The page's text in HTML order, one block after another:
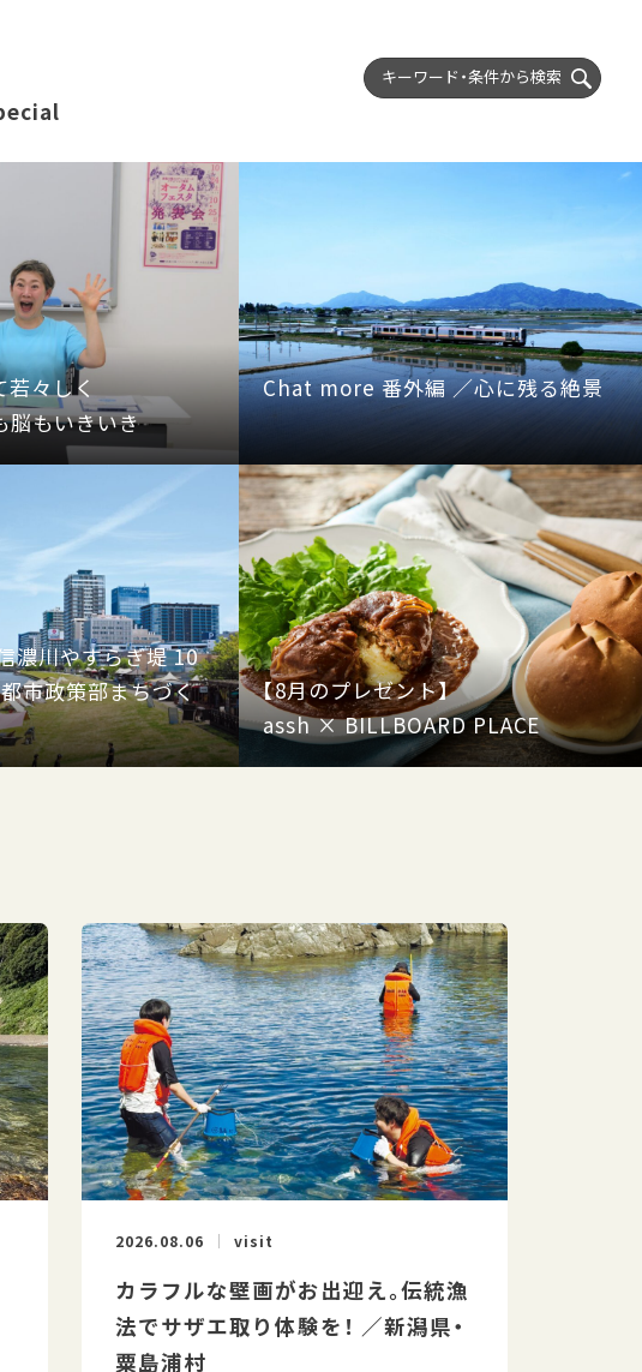
キーワード・条件から検索
若々しく
脳もいきいき
Chat more 番外編 ／心に残る絶景
濃川やすらぎ堤 10
市政策部まちづく
【8月のプレゼント】
assh × BILLBOARD PLACE
2026.08.06 visit
カラフルな壁画がお出迎え。伝統漁
法でサザエ取り体験を！ ／新潟県・
粟島浦村